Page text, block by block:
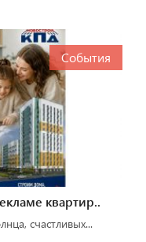
События
квартир..
счастливых...